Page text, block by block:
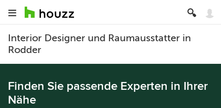
Interior Designer und Raumausstatter in
Rodder
Finden Sie passende Experten in Ihrer
Nähe